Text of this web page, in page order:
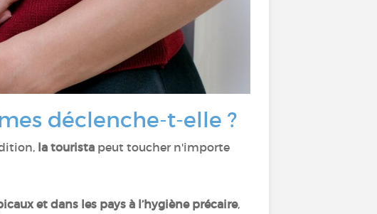
déclenche-t-elle ?
la tourista peut toucher n'importe
et dans les pays à l’hygiène précaire,